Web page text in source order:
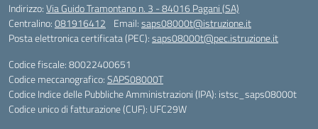
Indirizzo:Via Guido Tramontano n. 3 - 84016 Pagani (SA)
Centralino:081916412 Email:saps08000t@istruzione.it
Posta elettronica certificata (PEC):saps08000t@pec.istruzione.it
Codice fiscale: 80022400651
Codice meccanografico:SAPS08000T
Codice Indice delle Pubbliche Amministrazioni (IPA): istsc_saps08000t
Codice unico di fatturazione (CUF): UFC29W